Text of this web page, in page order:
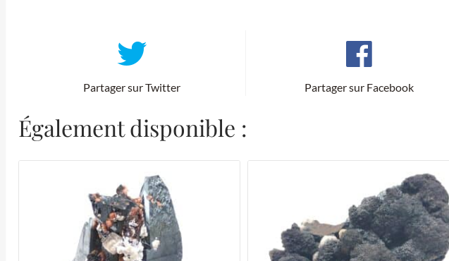
Partager sur Twitter Partager sur Facebook
Également disponible :